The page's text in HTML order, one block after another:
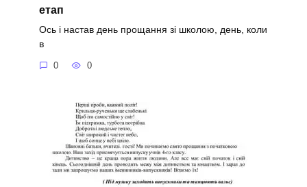
етап
Ось і настав день прощання зі школою, день, коли
в
0 0